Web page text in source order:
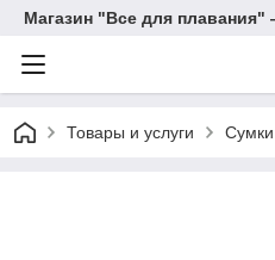
Магазин "Все для
Товары и услуги